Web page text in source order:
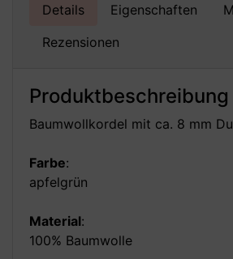
Details Eigenschaften
Rezensionen
Produktbeschreibung
Baumwollkordel mit ca. 8 mm
Farbe:
apfelgrün
Material:
100% Baumwolle